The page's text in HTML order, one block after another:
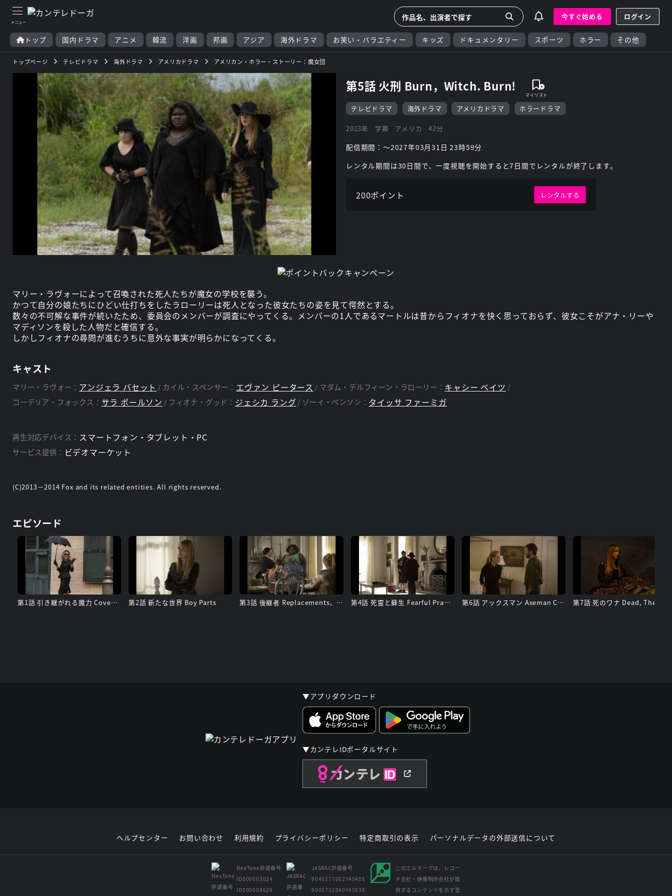
今すぐ始める ログイン
トップ 国内ドラマ アニメ 韓流 洋画 邦画 アジア 海外ドラマ お笑い・バラエティー キッズ ドキュメンタリー スポーツ ホラー その他
トップページ テレビドラマ 海外ドラマ アメリカドラマ アメリカン・ホラー・ストーリー：魔女団
第5話 火刑 Burn，Witch. Burn!
テレビドラマ 海外ドラマ アメリカドラマ ホラードラマ
2013年 字幕 アメリカ 42分
配信期間：～2027年03月31日 23時59分
レンタル期間は30日間で、一度視聴を開始すると7日間でレンタルが終了します。
200ポイント レンタルする
マリー・ラヴォーによって召喚された死人たちが魔女の学校を襲う。
かつて自分の娘たちにひどい仕打ちをしたラローリーは死人となった彼女たちの姿を見て愕然とする。
数々の不可解な事件が続いたため、委員会のメンバーが調査にやってくる。メンバーの1人であるマートルは昔からフィオナを快く思っておらず、彼女こそがアナ・リーや
マディソンを殺した人物だと確信する。
しかしフィオナの尋問が進むうちに意外な事実が明らかになってくる。
キャスト
マリー・ラヴォー： アンジェラ バセット カイル・スペンサー： エヴァン ピータース マダム・デルフィーン・ラローリー： キャシー ベイツ
コーデリア・フォックス： サラ ポールソン フィオナ・グッド： ジェシカ ラング ゾーイ・ベンソン： タイッサ ファーミガ
再生対応デバイス： スマートフォン・タブレット・PC
サービス提供： ビデオマーケット
(C)2013－2014 Fox and its related entities. All rights reserved.
エピソード
第1話 引き継がれる魔力 Coven： Bitchcraft 第2話 新たな世界 Boy Parts 第3話 後継者 Replacements，The 第4話 死霊と蘇生 Fearful Pranks Ensue 第6話 アックスマン Axeman Cometh, The 第7話 死のワナ Dead, The
▼アプリダウンロード
▼カンテレIDポータルサイト
ヘルプセンター お問い合わせ 利用規約 プライバシーポリシー 特定商取引の表示 パーソナルデータの外部送信について
NexTone許諾番号
ID000003024
ID000008626
JASRAC許諾番号
9040177002Y45408
9005732040Y45038
このエルマークは、レコー
ド会社・映像制作会社が提
供するコンテンツを示す登